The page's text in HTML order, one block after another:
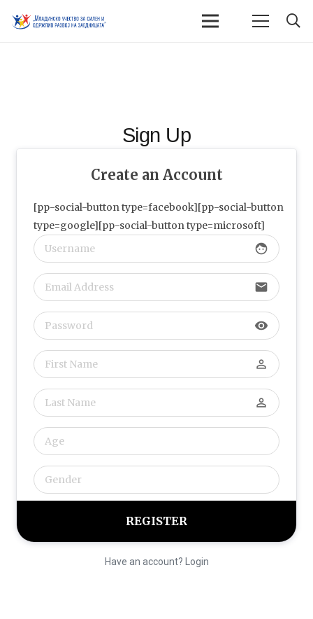
Sign Up
Create an Account
[pp-social-button type=facebook][pp-social-button
type=google][pp-social-button type=microsoft]
face
email
visibility
perm_identity
perm_identity
Have an account? Login